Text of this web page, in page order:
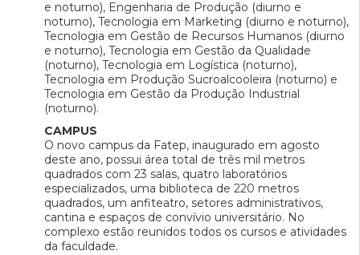
e noturno), Engenharia de Produção (diurno e
noturno), Tecnologia em Marketing (diurno e noturno),
Tecnologia em Gestão de Recursos Humanos (diurno
e noturno), Tecnologia em Gestão da Qualidade
(noturno), Tecnologia em Logística (noturno),
Tecnologia em Produção Sucroalcooleira (noturno) e
Tecnologia em Gestão da Produção Industrial
(noturno).
CAMPUS
O novo campus da Fatep, inaugurado em agosto
deste ano, possui área total de três mil metros
quadrados com 23 salas, quatro laboratórios
especializados, uma biblioteca de 220 metros
quadrados, um anfiteatro, setores administrativos,
cantina e espaços de convívio universitário. No
complexo estão reunidos todos os cursos e atividades
da faculdade.